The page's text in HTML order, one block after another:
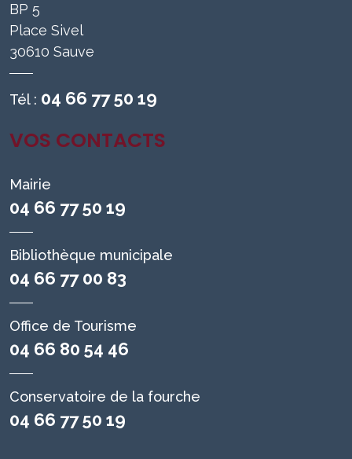
BP 5
Place Sivel
30610 Sauve
Tél : 04 66 77 50 19
VOS CONTACTS
Mairie
04 66 77 50 19
Bibliothèque municipale
04 66 77 00 83
Office de Tourisme
04 66 80 54 46
Conservatoire de la fourche
04 66 77 50 19